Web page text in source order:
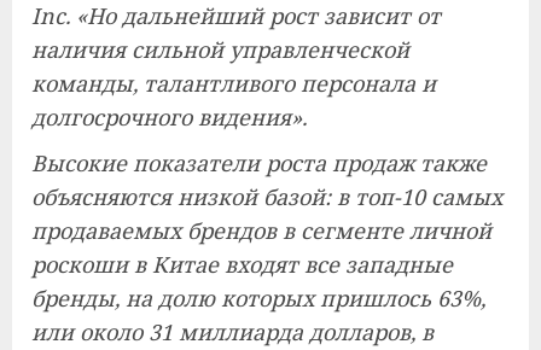
Inc. «Но дальнейший рост зависит от
наличия сильной управленческой
команды, талантливого персонала и
долгосрочного видения».
Высокие показатели роста продаж также
объясняются низкой базой: в топ-10 самых
продаваемых брендов в сегменте личной
роскоши в Китае входят все западные
бренды, на долю которых пришлось 63%,
или около 31 миллиарда долларов, в